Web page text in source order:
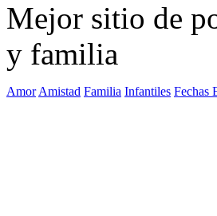
Mejor sitio de
y familia
Amor Amistad Familia Infantiles Fechas